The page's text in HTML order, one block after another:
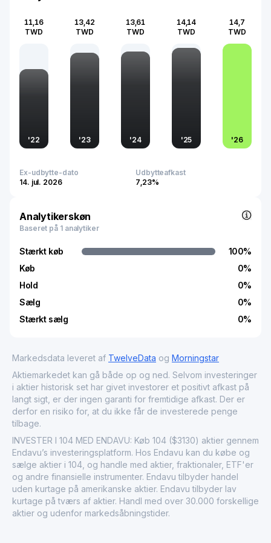
11,16
TWD
'22
13,42
TWD
'23
13,61
TWD
'24
14,14
TWD
'25
14,7
TWD
'26
Ex-udbytte-dato
14. jul. 2026
Udbytteafkast
7,23%
Analytikerskøn
Baseret på 1 analytiker
Stærkt køb
Køb
Hold
Sælg
Stærkt sælg
100%
0%
0%
0%
0%
Markedsdata leveret af TwelveData og Morningstar
Aktiemarkedet kan gå både op og ned. Selvom investeringer
i aktier historisk set har givet investorer et positivt afkast på
langt sigt, er der ingen garanti for fremtidige afkast. Der er
derfor en risiko for, at du ikke får de investerede penge
tilbage.
INVESTER I 104 MED ENDAVU: Køb 104 ($3130) aktier gennem
Endavu’s investeringsplatform. Hos Endavu kan du købe og
sælge aktier i 104, og handle med aktier, fraktionaler, ETF'er
og andre finansielle instrumenter. Endavu tilbyder handel
uden kurtage på amerikanske aktier. Endavu tilbyder lav
kurtage på tværs af aktier. Handl med over 30.000 forskellige
aktier og udenfor markedsåbningstider.